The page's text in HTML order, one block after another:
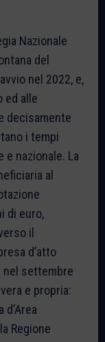
Nazionale
del
nel 2022, e,
ed alle
decisamente
i tempi
nazionale. La
al
di euro,
il
d’atto
nel settembre
e propria:
d’Area
Regione